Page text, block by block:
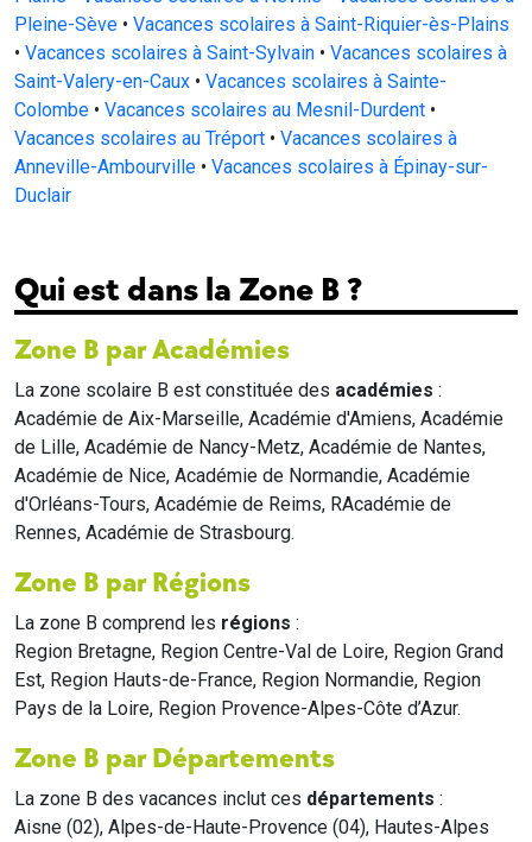
Pleine-Sève • Vacances scolaires à Saint-Riquier-ès-Plains
• Vacances scolaires à Saint-Sylvain • Vacances scolaires à
Saint-Valery-en-Caux • Vacances scolaires à Sainte-
Colombe • Vacances scolaires au Mesnil-Durdent •
Vacances scolaires au Tréport • Vacances scolaires à
Anneville-Ambourville • Vacances scolaires à Épinay-sur-
Duclair
Qui est dans la Zone B ?
Zone B par Académies
La zone scolaire B est constituée des académies :
Académie de Aix-Marseille, Académie d'Amiens, Académie
de Lille, Académie de Nancy-Metz, Académie de Nantes,
Académie de Nice, Académie de Normandie, Académie
d'Orléans-Tours, Académie de Reims, RAcadémie de
Rennes, Académie de Strasbourg.
Zone B par Régions
La zone B comprend les régions :
Region Bretagne, Region Centre-Val de Loire, Region Grand
Est, Region Hauts-de-France, Region Normandie, Region
Pays de la Loire, Region Provence-Alpes-Côte d’Azur.
Zone B par Départements
La zone B des vacances inclut ces départements :
Aisne (02), Alpes-de-Haute-Provence (04), Hautes-Alpes